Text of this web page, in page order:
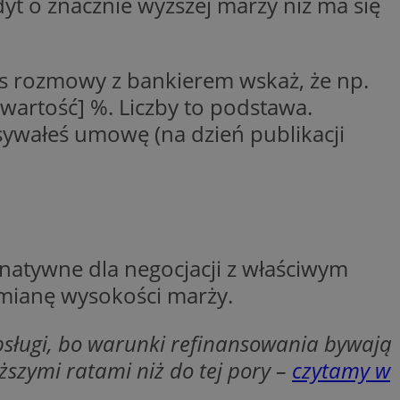
z bankierem wskaż, że np.
%. Liczby to podstawa.
umowę (na dzień publikacji
dla negocjacji z właściwym
wysokości marży.
bo warunki refinansowania bywają
ratami niż do tej pory – czytamy w
sesji.
obsługuje
optymalizacji
gościa na
celów
funkcji oraz
dostępu
wersji
Jest